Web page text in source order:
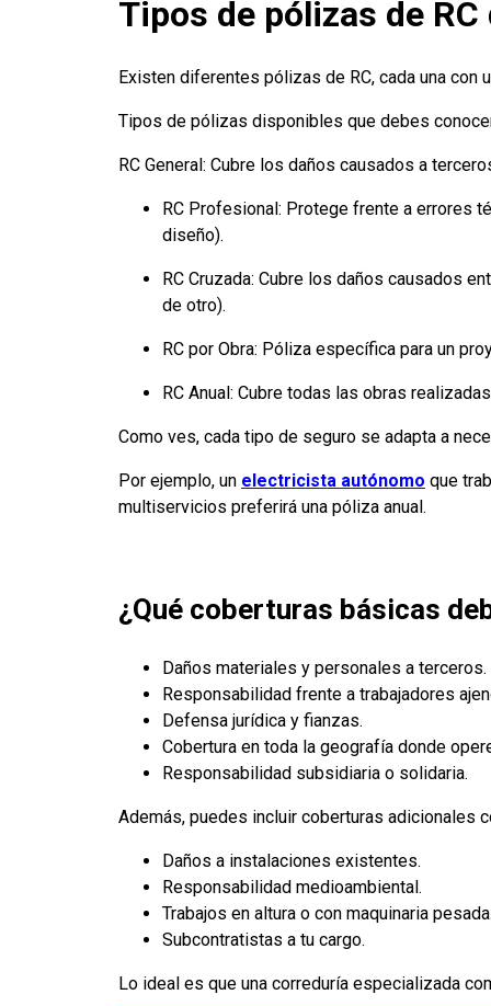
Tipos de pólizas de
Existen diferentes pólizas de RC, cada una
Tipos de pólizas disponibles que debes
RC General: Cubre los daños causados a
RC Profesional: Protege frente a errores
diseño).
RC Cruzada: Cubre los daños causados
de otro).
RC por Obra: Póliza específica para un
RC Anual: Cubre todas las obras
Como ves, cada tipo de seguro se adapta a
Por ejemplo, un electricista autónomo que
multiservicios preferirá una póliza anual.
¿Qué coberturas básicas
Daños materiales y personales a terceros.
Responsabilidad frente a trabajadores
Defensa jurídica y fianzas.
Cobertura en toda la geografía donde
Responsabilidad subsidiaria o solidaria.
Además, puedes incluir coberturas adicionales
Daños a instalaciones existentes.
Responsabilidad medioambiental.
Trabajos en altura o con maquinaria
Subcontratistas a tu cargo.
Lo ideal es que una correduría especializada